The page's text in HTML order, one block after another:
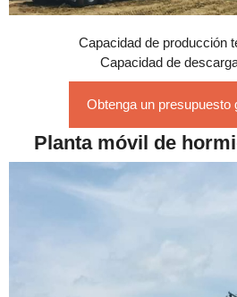
Capacidad de producción
Capacidad de
Obtenga un presupuesto
Planta móvil de